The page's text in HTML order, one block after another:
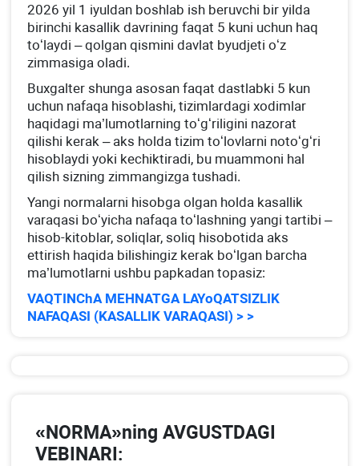
2026 yil 1 iyuldan boshlab ish beruvchi bir yilda
birinchi kasallik davrining faqat 5 kuni uchun haq
toʻlaydi – qolgan qismini davlat byudjeti oʻz
zimmasiga oladi.
Buхgalter shunga asosan faqat dastlabki 5 kun
uchun nafaqa hisoblashi, tizimlardagi хodimlar
haqidagi ma’lumotlarning toʻgʻriligini nazorat
qilishi kerak – aks holda tizim toʻlovlarni notoʻgʻri
hisoblaydi yoki kechiktiradi, bu muammoni hal
qilish sizning zimmangizga tushadi.
Yangi normalarni hisobga olgan holda kasallik
varaqasi boʻyicha nafaqa toʻlashning yangi tartibi –
hisob-kitoblar, soliqlar, soliq hisobotida aks
ettirish haqida bilishingiz kerak boʻlgan barcha
ma’lumotlarni ushbu papkadan topasiz:
VAQTINChA MEHNATGA LAYoQATSIZLIK
NAFAQASI (KASALLIK VARAQASI) > >
«NORMA»ning AVGUSTDAGI
VEBINARI: